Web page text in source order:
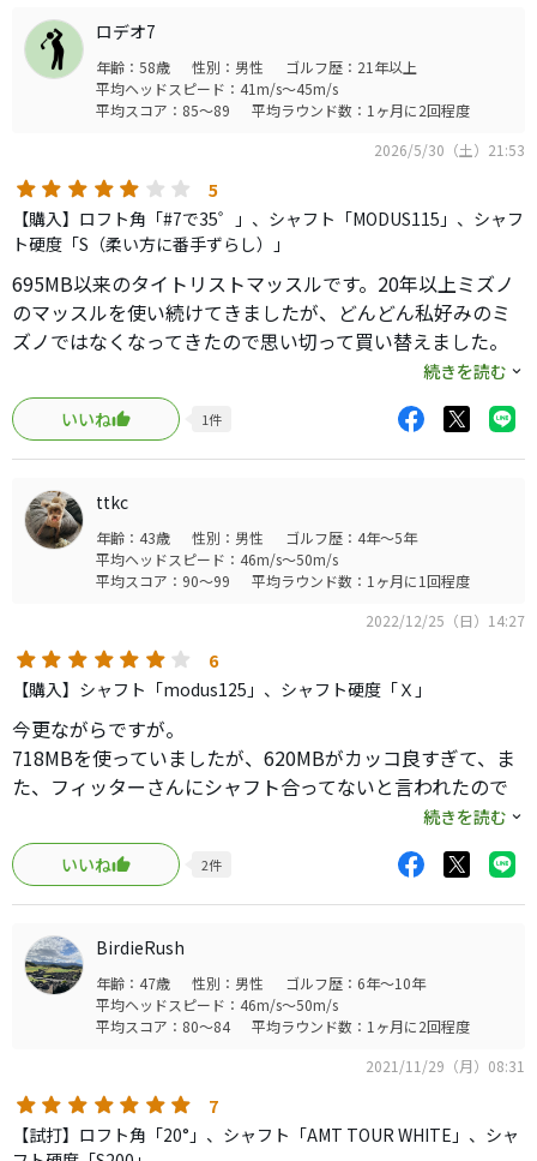
ロデオ7
年齢：58歳 性別：男性
ゴルフ歴：21年以上
平均ヘッドスピード：41m/s～45m/s
平均スコア：85～89
平均ラウンド数：1ヶ月に2回程度
2026/5/30（土）21:53
5
【購入】ロフト角「#7で35゜」、シャフト「MODUS115」、シャフ
ト硬度「S（柔い方に番手ずらし）」
695MB以来のタイトリストマッスルです。20年以上ミズノ
のマッスルを使い続けてきましたが、どんどん私好みのミ
ズノではなくなってきたので思い切って買い替えました。
実際使ってみると某プロコーチが一番簡単なマッスルだと
言っていたとおりミズノよりはるかに易しかったです。高
さは出るし打感も音も良し、寛容性も見た目以上にありま
す（あくまでも他のマッスルと比べてという意味です
が）。もちろんクラシックロフトのクラブなので飛ばない
ですが、マッスルを買う人にとってはあまり重要ではない
ですよね？最新のテクノロジーは何もないけどたまに70台
も出ますし、何よりバッグに入っているのを見るだけで気
続きを読む
いいね
1件
ttkc
年齢：43歳 性別：男性
ゴルフ歴：4年～5年
平均ヘッドスピード：46m/s～50m/s
平均スコア：90～99
平均ラウンド数：1ヶ月に1回程度
2022/12/25（日）14:27
6
【購入】シャフト「modus125」、シャフト硬度「Ｘ」
今更ながらですが。
718MBを使っていましたが、620MBがカッコ良すぎて、ま
た、フィッターさんにシャフト合ってないと言われたので
自分の気持ちに蓋をしていた620MBを購入してしまいまし
た。
718との比較ですが、心なしか打感が柔らかくなった気がし
ます。捕まりや操作性は変わらず、飛距離はシャフトを変
えたのでなんとも言えないですが、バラツキは減りまし
た。
ですが、カッコ良すぎ。それだけでいいです。
テンション上がるし、練習したくなるし。
MBだからって食わず嫌いしてる方へ。
続きを読む
いいね
2件
BirdieRush
年齢：47歳 性別：男性
ゴルフ歴：6年～10年
平均ヘッドスピード：46m/s～50m/s
平均スコア：80～84
平均ラウンド数：1ヶ月に2回程度
2021/11/29（月）08:31
7
【試打】ロフト角「20°」、シャフト「AMT TOUR WHITE」、シャ